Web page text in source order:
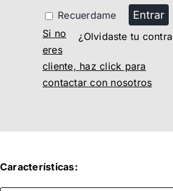
Recuerdame Entrar
¿Olvidaste tu
Si no
eres
cliente, haz click para
contactar con nosotros
Características: